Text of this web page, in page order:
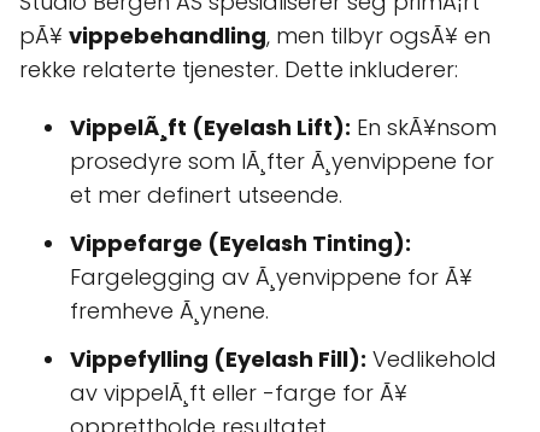
pÃ¥ vippebehandling, men tilbyr ogsÃ¥ en
rekke relaterte tjenester. Dette inkluderer:
VippelÃ¸ft (Eyelash Lift): En skÃ¥nsom
prosedyre som lÃ¸fter Ã¸yenvippene for
et mer definert utseende.
Vippefarge (Eyelash Tinting):
Fargelegging av Ã¸yenvippene for Ã¥
fremheve Ã¸ynene.
Vippefylling (Eyelash Fill): Vedlikehold
av vippelÃ¸ft eller -farge for Ã¥